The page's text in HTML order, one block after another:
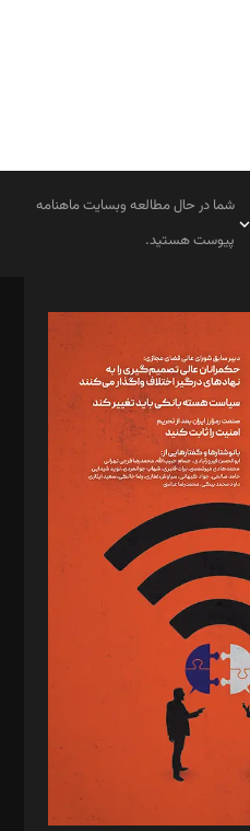
شما در حال مطالعه وبسایت ماهنامه
پیوست هستید.
یسنا امان‌پور، سروش کرمیان،
زهرا فکرانه، فائزه فتحی
لطفی زاده